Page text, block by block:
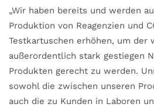
„Wir haben bereits und werden
Produktion von Reagenzien und
Testkartuschen erhöhen, um der
außerordentlich stark gestiegen
Produkten gerecht zu werden.
sowohl die zwischen unseren
auch die zu Kunden in Laboren